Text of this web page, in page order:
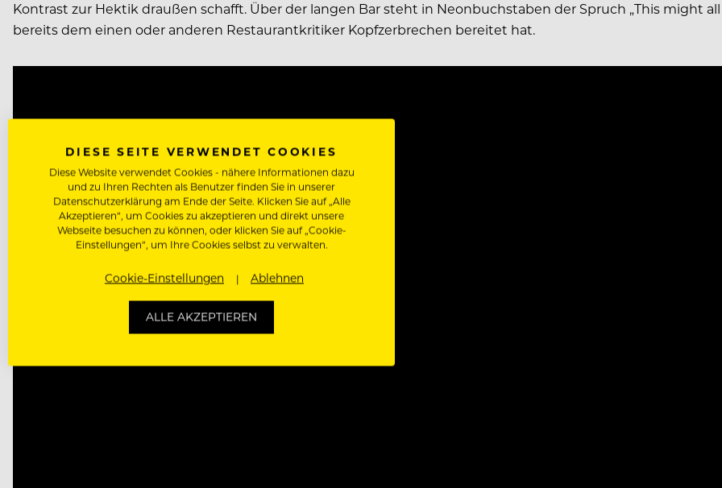
Kontrast zur Hektik draußen schafft. Über der langen Bar steht in Neonbuchstaben der Spruch „This might
bereits dem einen oder anderen Restaurantkritiker Kopfzerbrechen bereitet hat.
DIESE SEITE VERWENDET COOKIES
Diese Website verwendet Cookies - nähere Informationen dazu
und zu Ihren Rechten als Benutzer finden Sie in unserer
Datenschutzerklärung am Ende der Seite. Klicken Sie auf „Alle
Akzeptieren“, um Cookies zu akzeptieren und direkt unsere
Webseite besuchen zu können, oder klicken Sie auf „Cookie-
Einstellungen“, um Ihre Cookies selbst zu verwalten.
Cookie-Einstellungen Ablehnen
ALLE AKZEPTIEREN